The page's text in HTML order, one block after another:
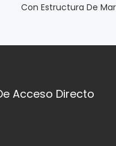
Con Estructura De
Acceso Directo